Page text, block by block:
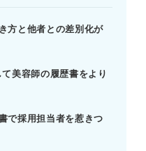
で清潔感を重視し、3
とトレンドを両立させ
ネスマナーを意識し、
方と他者との差別化が
美容師の履歴書をより
で採用担当者を惹きつ